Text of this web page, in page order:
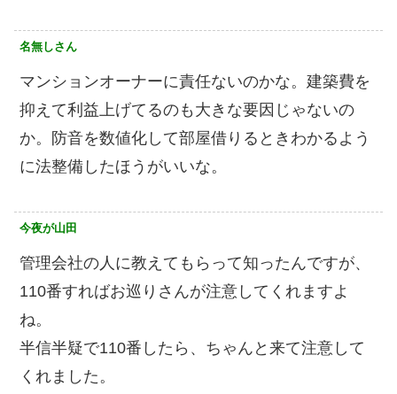
名無しさん
マンションオーナーに責任ないのかな。建築費を
抑えて利益上げてるのも大きな要因じゃないの
か。防音を数値化して部屋借りるときわかるよう
に法整備したほうがいいな。
今夜が山田
管理会社の人に教えてもらって知ったんですが、
110番すればお巡りさんが注意してくれますよ
ね。
半信半疑で110番したら、ちゃんと来て注意して
くれました。